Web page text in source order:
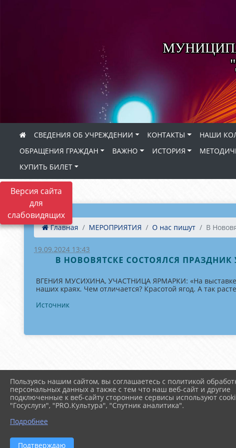
Версия сайта
для
слабовидящих
СВЕДЕНИЯ ОБ УЧРЕЖДЕНИИ КОНТАКТЫ НАШИ
ОБРАЩЕНИЯ ГРАЖДАН
ВАЖНО ИСТОРИЯ
КУПИТЬ БИЛЕТ
Главная МЕРОПРИЯТИЯ О нас пишут В
19.09.2024 13:43
В НОВОВЯТСКЕ СОСТОЯЛСЯ ПРАЗДНИК
ВГЕНИЯ МУСИХИНА, УЧАСТНИЦА ЯРМАРКИ: «На выставке
наших краях. Чем отличается? Красотой ягод. А так
Источник
Пользуясь нашим сайтом, вы соглашаетесь с политикой
персональных данных а также с тем что наш веб-сайт и другие
подключенные к веб-сайту сторонние сервисы используют
"Госуслуги", "PRO.Культура", "Спутник аналитика".
Подробнее
Подтверждаю